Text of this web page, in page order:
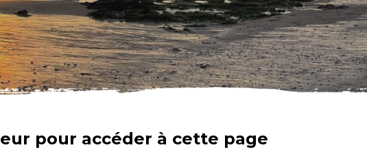
pour accéder à cette page